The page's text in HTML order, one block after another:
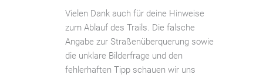
Vielen Dank auch für deine Hinweise
zum Ablauf des Trails. Die falsche
Angabe zur Straßenüberquerung sowie
die unklare Bilderfrage und den
fehlerhaften Tipp schauen wir uns